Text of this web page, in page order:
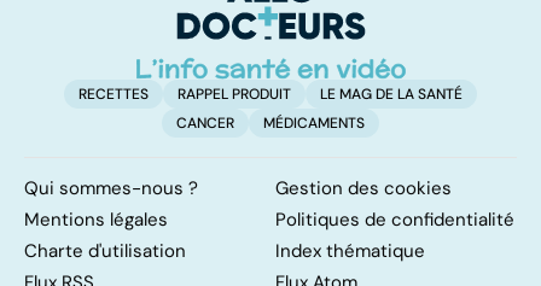
RECETTES RAPPEL PRODUIT
LE MAG DE LA SANTÉ
CANCER
MÉDICAMENTS
Qui sommes-nous ?
Gestion des cookies
Mentions légales
Politiques de confidentialité
Charte d'utilisation
Index thématique